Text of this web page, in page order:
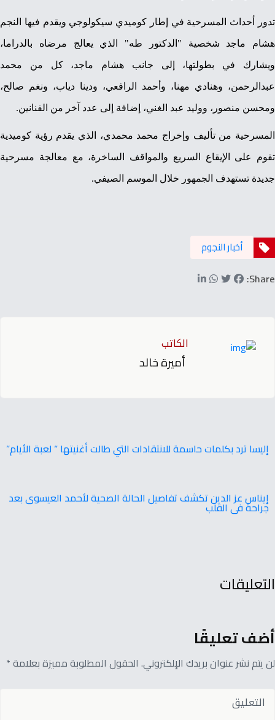
تدور أحداث المسرحية في إطار كوميدي سيكولوجي ويقدم فيها النجم
هشام ماجد شخصية "الدكتور طه" الذي يعالج مرضاه بالدراما،
ويشارك في بطولتها، إلى جانب هشام ماجد، كل من محمد
عبدالرحمن، وهنادي مهنا، وأحمد الرافعي، ودينا دياب، ونغم صالح،
ومحسن منصور، ووليد عبد الغني، إضافة إلى عدد آخر من الفنانين.
المسرحية من تأليف وإخراج محمد محمدي، الذي يقدم رؤية كوميدية
تقوم على الإيقاع السريع والمواقف الساخرة، مع معالجة مسرحية
جديدة تستهدف الجمهور خلال الموسم الصيفي.
أخبار النجوم
Share:
الكاتب
أميرة خالد
إليسا ترد بكلمات حاسمة للانتقادات التي طالت أغنيتها “ لعبة الأيام”
إيناس عز الدين تكشف تفاصيل الحالة الصحية لأحمد العيسوى بعد
جراحة فى القلب
التعليقات
أضف تعليقًا
لن يتم نشر عنوان بريدك الإلكتروني. الحقول المطلوبة مميزة بعلامة *